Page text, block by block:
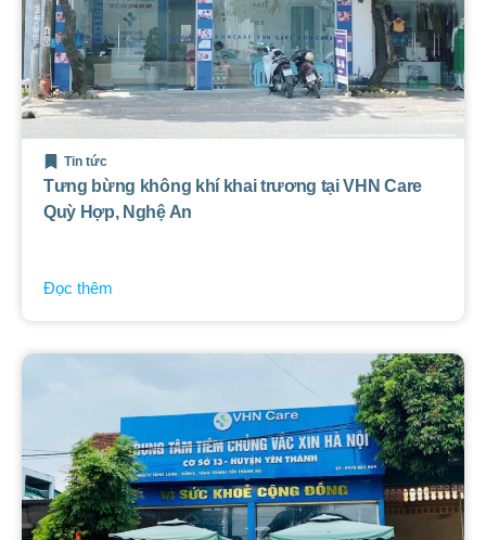
Tin tức
Tưng bừng không khí khai trương tại VHN Care
Quỳ Hợp, Nghệ An
Đọc thêm